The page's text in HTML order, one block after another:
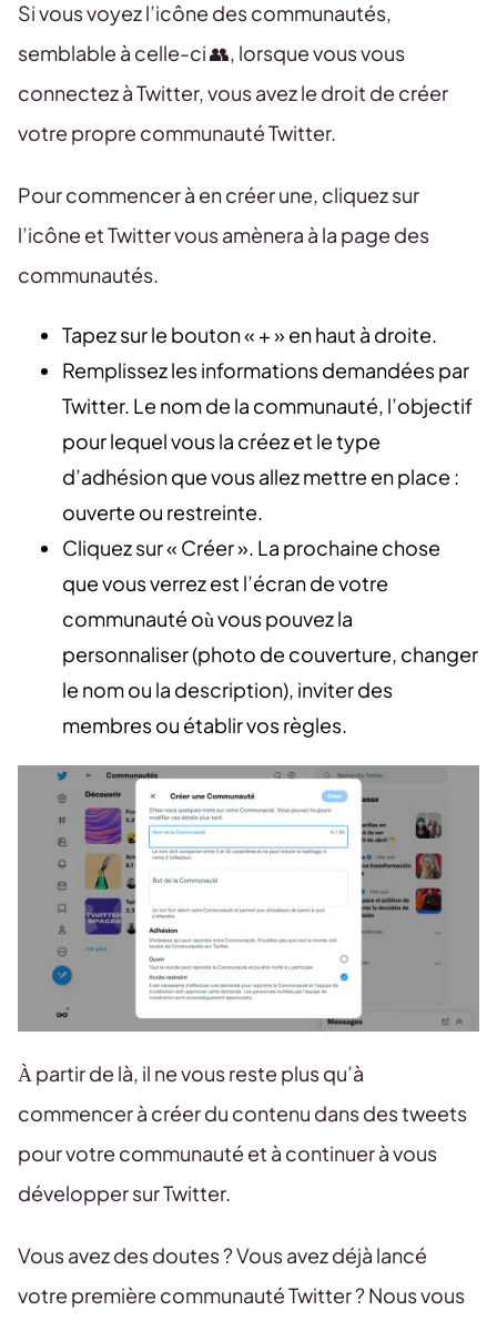
Si vous voyez l’icône des communautés,
semblable à celle-ci 👥, lorsque vous vous
connectez à Twitter, vous avez le droit de créer
votre propre communauté Twitter.
Pour commencer à en créer une, cliquez sur
l’icône et Twitter vous amènera à la page des
communautés.
Tapez sur le bouton « + » en haut à droite.
Remplissez les informations demandées par
Twitter. Le nom de la communauté, l’objectif
pour lequel vous la créez et le type
d’adhésion que vous allez mettre en place :
ouverte ou restreinte.
Cliquez sur « Créer ». La prochaine chose
que vous verrez est l’écran de votre
communauté où vous pouvez la
personnaliser (photo de couverture, changer
le nom ou la description), inviter des
membres ou établir vos règles.
À partir de là, il ne vous reste plus qu’à
commencer à créer du contenu dans des tweets
pour votre communauté et à continuer à vous
développer sur Twitter.
Vous avez des doutes ? Vous avez déjà lancé
votre première communauté Twitter ? Nous vous